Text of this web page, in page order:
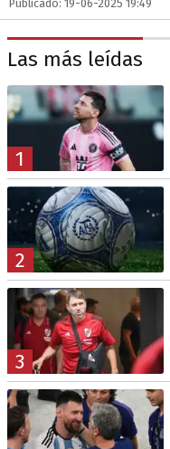
Publicado: 19-06-2025 19:49
Las más leídas
1
2
3